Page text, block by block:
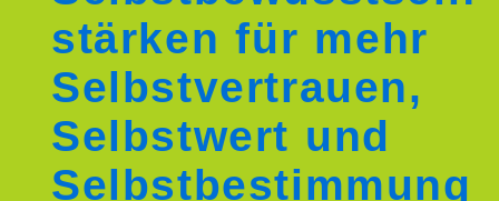
stärken für mehr
Selbstvertrauen,
Selbstwert und
Selbstbestimmung